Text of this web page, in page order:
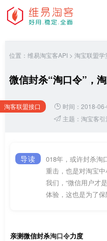
位置： 维易淘宝客API > 淘宝联盟学
微信封杀“淘口令”，
淘客联盟接口
时间：2018-
主题： 淘宝客
导读
018年，或许封杀淘
重击，也是对淘宝
我们，“微信用户才
体验，这也是为了
亲测微信封杀淘口令力度